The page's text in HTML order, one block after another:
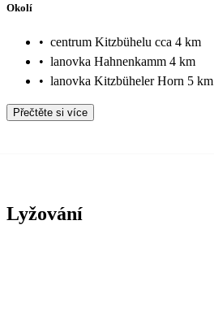
Okolí
• centrum Kitzbühelu cca 4 km
• lanovka Hahnenkamm 4 km
• lanovka Kitzbüheler Horn 5 km
Přečtěte si více
Lyžování